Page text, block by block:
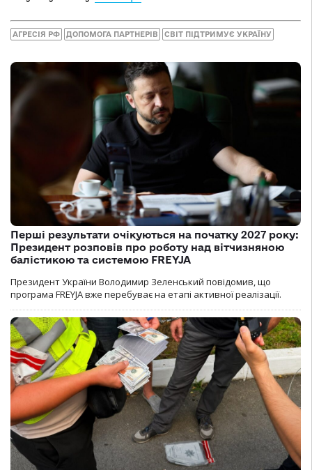
АГРЕСІЯ РФ ДОПОМОГА ПАРТНЕРІВ СВІТ ПІДТРИМУЄ УКРАЇНУ
Перші результати очікуються на початку 2027 року:
Президент розповів про роботу над вітчизняною
балістикою та системою FREYJA
Президент України Володимир Зеленський повідомив, що
програма FREYJA вже перебуває на етапі активної реалізації.